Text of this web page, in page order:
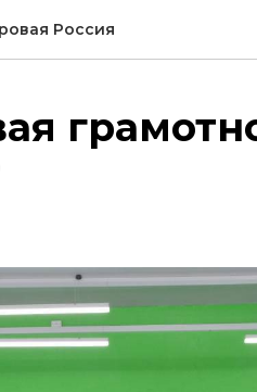
Россия